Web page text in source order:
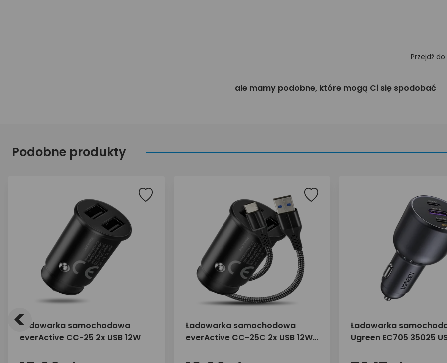
Przejdź do
ale mamy podobne, które mogą Ci się spodobać
Podobne produkty
Ładowarka samochodowa
everActive CC-25 2x USB 12W
Ładowarka samochodowa
everActive CC-25C 2x USB 12W
Ładowarka
Ugreen EC705 35025
<